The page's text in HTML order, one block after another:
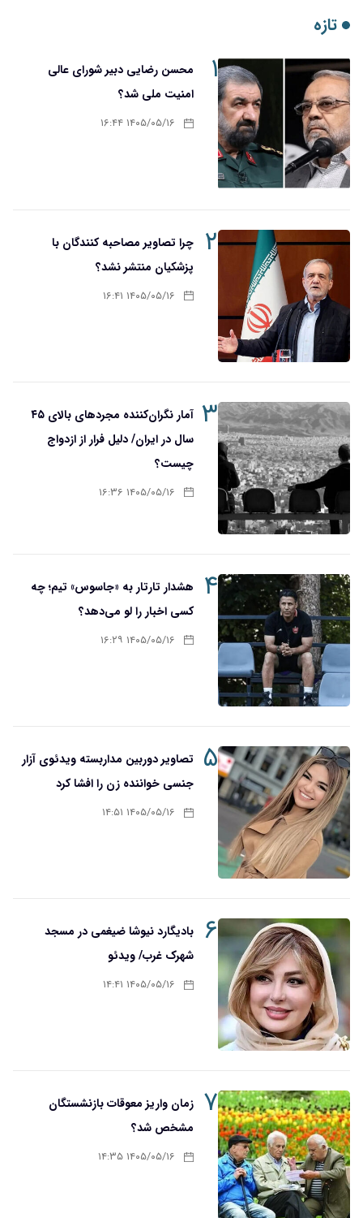
تازه
۱
محسن رضایی دبیر شورای عالی
امنیت ملی شد؟
۱۴۰۵/۰۵/۱۶ ۱۶:۴۴
۲
چرا تصاویر مصاحبه کنندگان با
پزشکیان منتشر نشد؟
۱۴۰۵/۰۵/۱۶ ۱۶:۴۱
۳
آمار نگران‌کننده مجردهای بالای ۴۵
سال در ایران/ دلیل فرار از ازدواج
چیست؟
۱۴۰۵/۰۵/۱۶ ۱۶:۳۶
۴
هشدار تارتار به «جاسوس» تیم؛ چه
کسی اخبار را لو می‌دهد؟
۱۴۰۵/۰۵/۱۶ ۱۶:۲۹
۵
تصاویر دوربین مداربسته ویدئوی آزار
جنسی خواننده زن را افشا کرد
۱۴۰۵/۰۵/۱۶ ۱۴:۵۱
۶
بادیگارد نیوشا ضیغمی در مسجد
شهرک غرب/ ویدئو
۱۴۰۵/۰۵/۱۶ ۱۴:۴۱
۷ زمان واریز معوقات بازنشستگان
مشخص شد؟
۱۴۰۵/۰۵/۱۶ ۱۴:۳۵